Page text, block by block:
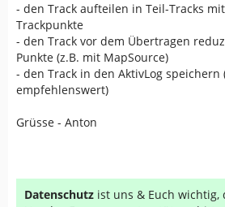
- den Track aufteilen in Teil-Tracks
Trackpunkte
- den Track vor dem Übertragen
Punkte (z.B. mit MapSource)
- den Track in den AktivLog speichern
empfehlenswert)
Grüsse - Anton
Datenschutz ist uns & Euch